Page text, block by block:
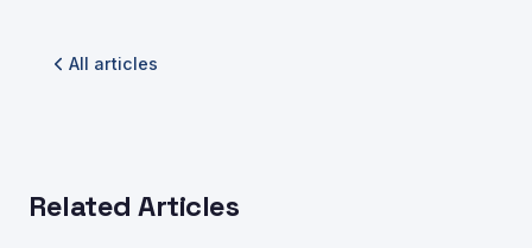
All articles
Related Articles